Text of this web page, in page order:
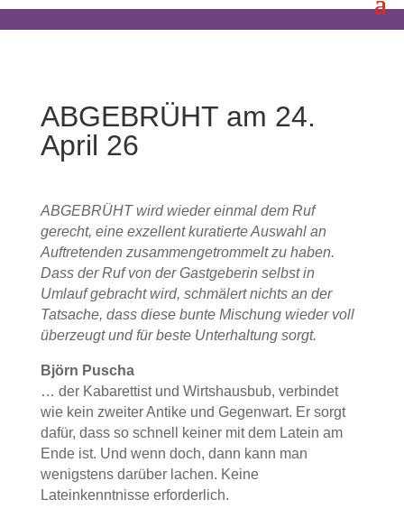
ABGEBRÜHT am 24.
April 26
ABGEBRÜHT wird wieder einmal dem Ruf
gerecht, eine exzellent kuratierte Auswahl an
Auftretenden zusammengetrommelt zu haben.
Dass der Ruf von der Gastgeberin selbst in
Umlauf gebracht wird, schmälert nichts an der
Tatsache, dass diese bunte Mischung wieder voll
überzeugt und für beste Unterhaltung sorgt.
Björn Puscha
… der Kabarettist und Wirtshausbub, verbindet
wie kein zweiter Antike und Gegenwart. Er sorgt
dafür, dass so schnell keiner mit dem Latein am
Ende ist. Und wenn doch, dann kann man
wenigstens darüber lachen. Keine
Lateinkenntnisse erforderlich.